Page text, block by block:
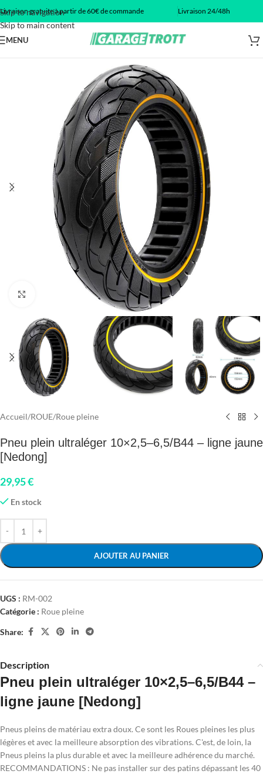
Skip to navigation
Skip to main content
Livraison gratuite à partir de 60€ de commande Livraison 24/48h
MENU
Click to enlarge
Accueil/ROUE/Roue pleine
Pneu plein ultraléger 10×2,5–6,5/B44 – ligne jaune
[Nedong]
29,95€
En stock
AJOUTER AU PANIER
UGS : RM-002
Catégorie : Roue pleine
Share:
Description
Pneu plein ultraléger 10×2,5–6,5/B44 –
ligne jaune [Nedong]
Pneus pleins de matériau extra doux. Ce sont les Roues pleines les plus
légères et avec la meilleure absorption des vibrations. C'est, de loin, la
Pneus pleins la plus durable et avec la meilleure adhérence du marché.
RECOMMANDATIONS : Ne pas installer sur des patins dépassant les 40